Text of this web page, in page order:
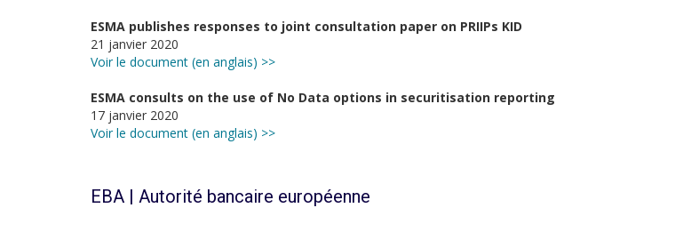
ESMA publishes responses to joint consultation paper on PRIIPs KID
21 janvier 2020
Voir le document (en anglais) >>
ESMA consults on the use of No Data options in securitisation reporting
17 janvier 2020
Voir le document (en anglais) >>
EBA | Autorité bancaire européenne